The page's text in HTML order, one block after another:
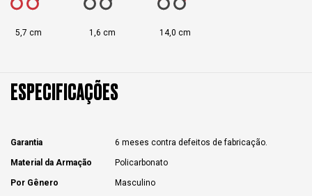
5,7 cm 1,6 cm 14,0 cm
ESPECIFICAÇÕES
Garantia 6 meses contra defeitos de fabricação.
Material da Armação Policarbonato
Por Gênero Masculino